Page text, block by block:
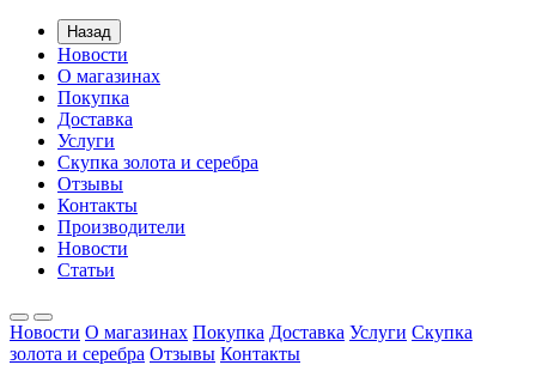
Назад
Новости
О магазинах
Покупка
Доставка
Услуги
Скупка золота и серебра
Отзывы
Контакты
Производители
Новости
Статьи
Новости О магазинах Покупка Доставка Услуги Скупка
золота и серебра Отзывы Контакты